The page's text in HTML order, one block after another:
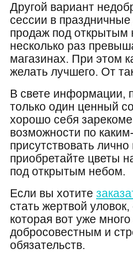
Другой вариант
сессии в
продаж под открытым
несколько раз
магазинах. При этом
желать лучшего. От
В свете информации,
только один ценный
хорошо себя
возможности по
присутствовать
приобретайте цветы
под открытым небом.
Если вы хотите
стать жертвой
которая вот уже
добросовестным и
обязательств.